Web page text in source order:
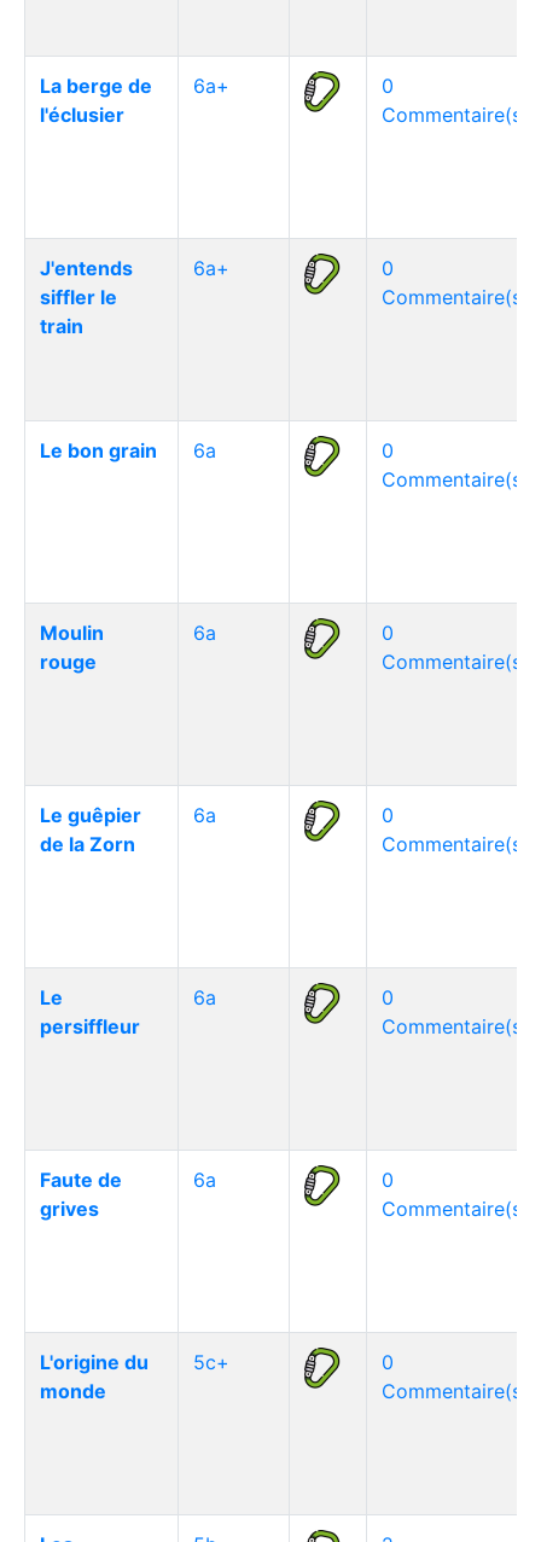
La berge de
l'éclusier
6a+
0
Commentaire(s)
J'entends
siffler le
train
6a+
0
Commentaire(s)
Le bon grain 6a
0
Commentaire(s)
Moulin
rouge
6a
0
Commentaire(s)
Le guêpier
de la Zorn
6a
0
Commentaire(s)
Le
persiffleur
6a
0
Commentaire(s)
Faute de
grives
6a
0
Commentaire(s)
L'origine du
monde
5c+
0
Commentaire(s)